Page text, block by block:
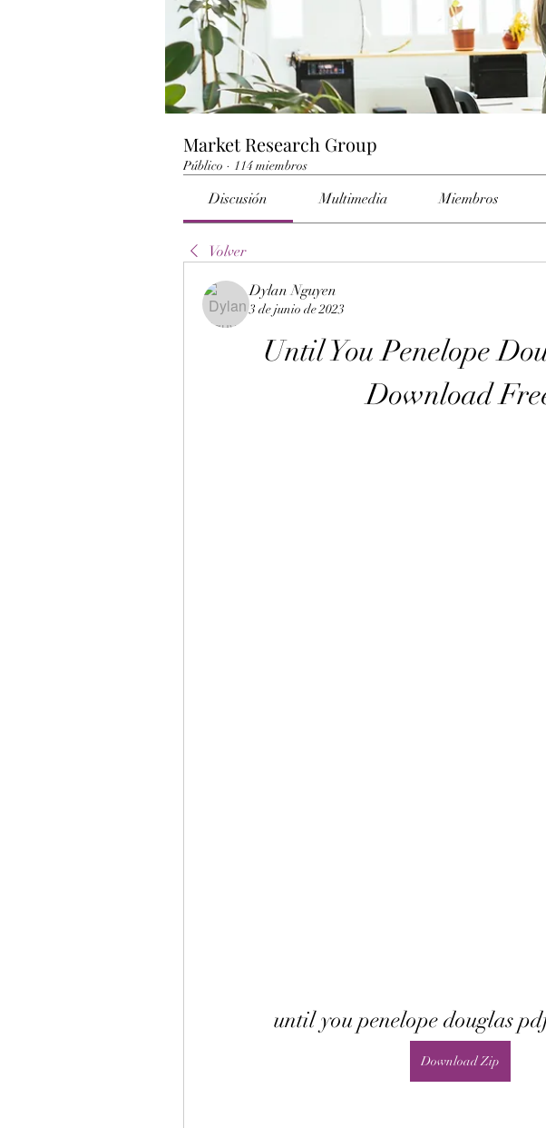
Market Research Group
Público · 114 miembros
Discusión Multimedia Miembros
Volver
Dylan Nguyen
3 de junio de 2023
Until You Penelope
Download
until you penelope douglas
Download Zip